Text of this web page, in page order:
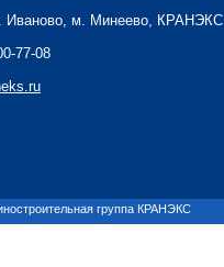
Иваново, м. Минеево, КРАНЭКС
77-08
группа КРАНЭКС